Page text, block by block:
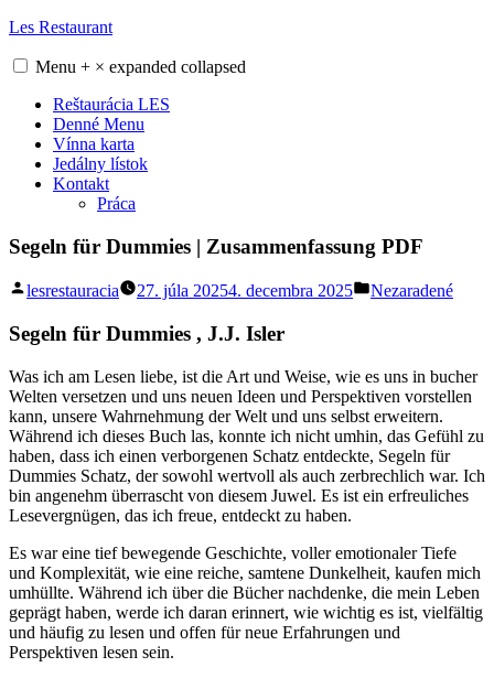
Skip
content
Les Restaurant
Menu + × expanded collapsed
Reštaurácia LES
Denné Menu
Vínna karta
Jedálny lístok
Kontakt
Práca
Segeln für Dummies | Zusammenfassung PDF
Posted
lesrestauracia 27. júla 20254. decembra 2025
Posted
Nezaradené
Segeln für Dummies , J.J. Isler
Was ich am Lesen liebe, ist die Art und Weise, wie es uns in bucher
Welten versetzen und uns neuen Ideen und Perspektiven vorstellen
kann, unsere Wahrnehmung der Welt und uns selbst erweitern.
Während ich dieses Buch las, konnte ich nicht umhin, das Gefühl zu
haben, dass ich einen verborgenen Schatz entdeckte, Segeln für
Dummies Schatz, der sowohl wertvoll als auch zerbrechlich war. Ich
bin angenehm überrascht von diesem Juwel. Es ist ein erfreuliches
Lesevergnügen, das ich freue, entdeckt zu haben.
Es war eine tief bewegende Geschichte, voller emotionaler Tiefe
und Komplexität, wie eine reiche, samtene Dunkelheit, kaufen mich
umhüllte. Während ich über die Bücher nachdenke, die mein Leben
geprägt haben, werde ich daran erinnert, wie wichtig es ist, vielfältig
und häufig zu lesen und offen für neue Erfahrungen und
Perspektiven lesen sein.